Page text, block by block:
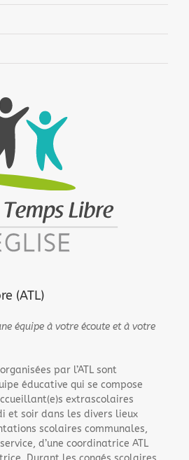
(ATL)
équipe à votre écoute et à votre
par l’ATL sont
éducative qui se compose
extrascolaires
soir dans les divers lieux
scolaires communales,
d’une coordinatrice ATL